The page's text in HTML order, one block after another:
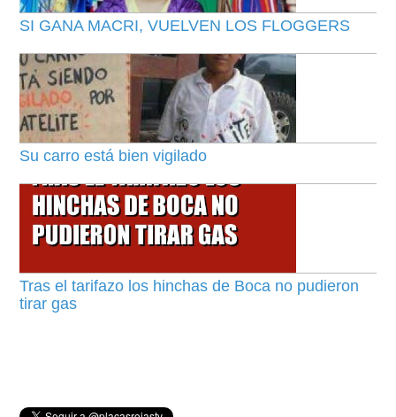
SI GANA MACRI, VUELVEN LOS FLOGGERS
Su carro está bien vigilado
Tras el tarifazo los hinchas de Boca no pudieron
tirar gas